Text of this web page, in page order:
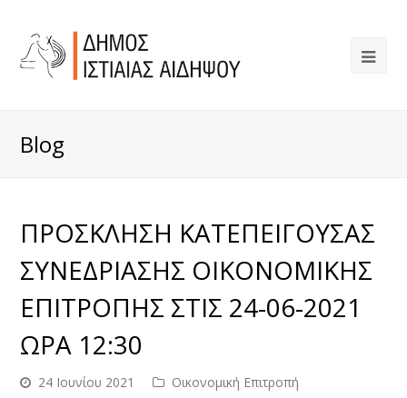
Blog
ΠΡΟΣΚΛΗΣΗ ΚΑΤΕΠΕΙΓΟΥΣΑΣ
ΣΥΝΕΔΡΙΑΣΗΣ ΟΙΚΟΝΟΜΙΚΗΣ
ΕΠΙΤΡΟΠΗΣ ΣΤΙΣ 24-06-2021
ΩΡΑ 12:30
24 Ιουνίου 2021 Οικονομική Επιτροπή